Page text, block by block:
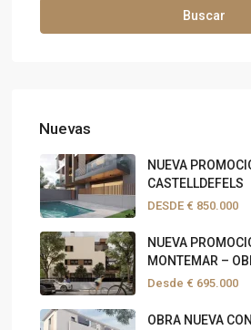
Buscar
Nuevas
NUEVA
CASTELLDEFELS
DESDE € 850.000
NUEVA
MONTEMAR –
Desde € 695.000
OBRA NUEVA